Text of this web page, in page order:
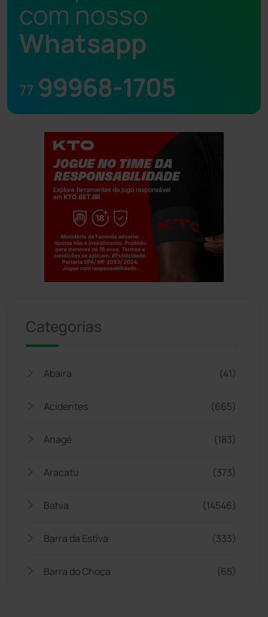
com nosso
Whatsapp
77 99968-1705
Categorias
Abaíra (41)
Acidentes (665)
Anagé (183)
Aracatu (373)
Bahia (14546)
Barra da Estiva (333)
Barra do Choça (65)